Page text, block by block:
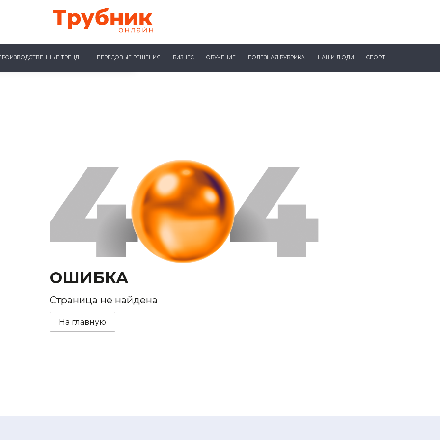
ТРЕНДЫ ПЕРЕДОВЫЕ РЕШЕНИЯ БИЗНЕС ОБУЧЕНИЕ ПОЛЕЗНАЯ РУБРИКА НАШИ ЛЮДИ СПОРТ
ОШИБКА
Страница не найдена
На главную